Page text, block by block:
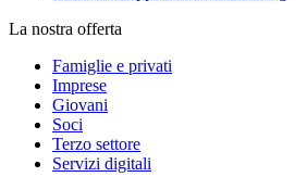
La nostra offerta
Famiglie e privati
Imprese
Giovani
Soci
Terzo settore
Servizi digitali